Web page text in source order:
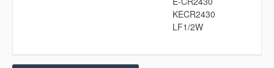
KECR2430
LF1/2W